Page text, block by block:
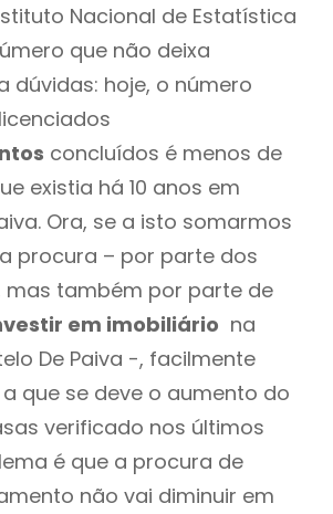
Nacional de Estatística
que não deixa
dúvidas: hoje, o número
licenciados
concluídos é menos de
existia há 10 anos em
Ora, se a isto somarmos
procura – por parte dos
mas também por parte de
em imobiliário na
De Paiva -, facilmente
que se deve o aumento do
verificado nos últimos
é que a procura de
não vai diminuir em